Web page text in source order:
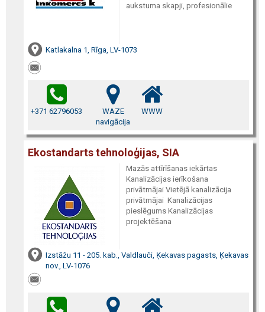
aukstuma skapji, profesionālie
Katlakalna 1, Rīga, LV-1073
+371 62796053
WAZE
navigācija
WWW
Ekostandarts tehnoloģijas, SIA
Mazās attīrīšanas iekārtas
Kanalizācijas ierīkošana
privātmājai Vietējā kanalizācija
privātmājai Kanalizācijas
pieslēgums Kanalizācijas
projektēšana
Izstāžu 11 - 205. kab., Valdlauči, Ķekavas pagasts, Ķekavas
nov., LV-1076